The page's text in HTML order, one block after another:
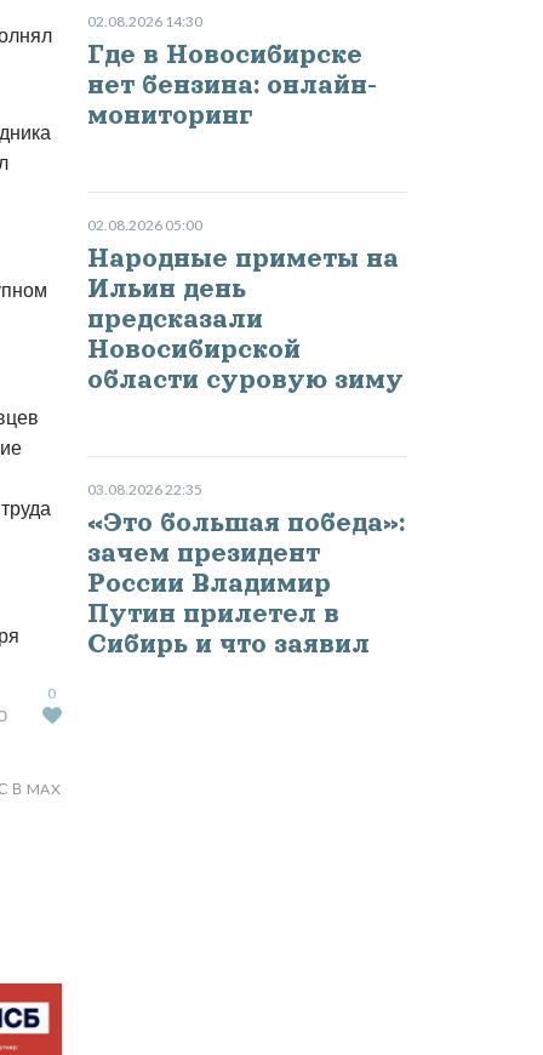
0
В MAX
02.08.2026 14:30
Где в Новосибирске
нет бензина: онлайн-
мониторинг
02.08.2026 05:00
Народные приметы на
Ильин день
предсказали
Новосибирской
области суровую зиму
03.08.2026 22:35
«Это большая победа»:
зачем президент
России Владимир
Путин прилетел в
Сибирь и что заявил